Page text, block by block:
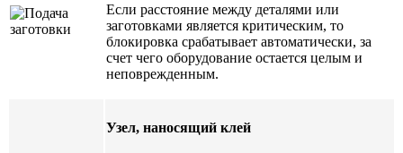
Если расстояние между деталями или
заготовками является критическим, то
блокировка срабатывает автоматически, за
счет чего оборудование остается целым и
неповрежденным.
Узел, наносящий клей